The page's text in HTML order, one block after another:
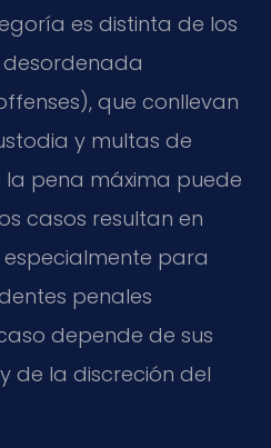
es distinta de los
que conllevan
y multas de
la pena máxima puede
casos resultan en
especialmente para
penales
depende de sus
de la discreción del